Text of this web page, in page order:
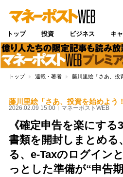
トップ 投資 ビジネス キ
トップ 連載・著者 藤川里絵「さあ、投
藤川里絵「さあ、投資を始めよう
2026.02.09 15:00 マネーポストWEB
《確定申告を楽にす
書類を開封しまとめる
る、e-Taxのログイン
っとした準備が“申告